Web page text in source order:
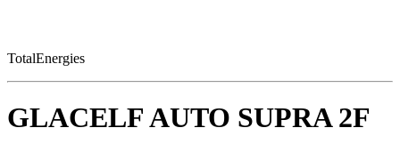
TotalEnergies
GLACELF AUTO SUPRA 2F